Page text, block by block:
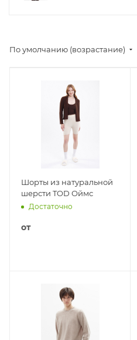
По умолчанию (возрастание)
Шорты из натуральной
шерсти TOD Оймс
Достаточно
от